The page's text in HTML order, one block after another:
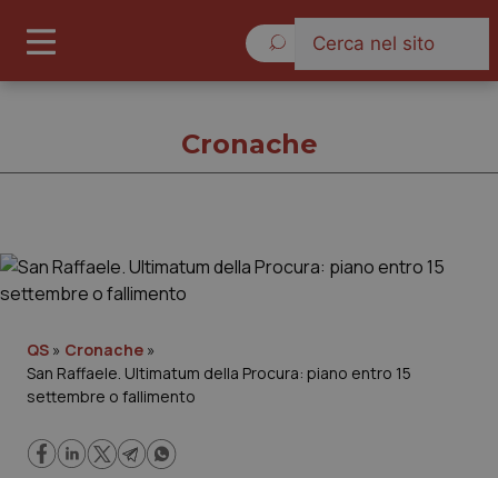
Governo e Parlamento
Regioni e Asl
Cronache
QS » Cronache »
San Raffaele. Ultimatum della Procura: piano entro 15
settembre o fallimento